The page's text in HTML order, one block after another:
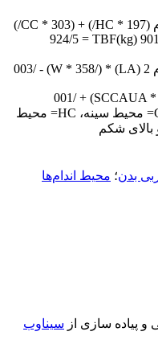
مقدار تودة بدون چربی بدن به کیلوگرم (HC * 197/) + (CC * 303/)
+ (LA * 490/) – (W* 655/) + 924/5 =
مقدار تودة بدون چربی بدن به کیلوگرم 2 (LA) * 003/ - (W * 358/)
W= وزن ، LA= محیط پایین شکم، CC= محیط سینه، HC= محیط
بدن؛ محیط اندام‌ها
و پیاده سازی از سیناوب